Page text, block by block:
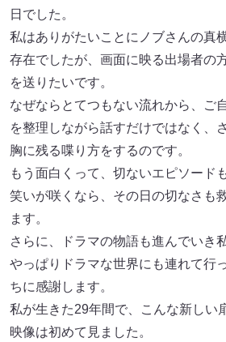
日でした。
私はありがたいことにノブさんの真
存在でしたが、画面に映る出場者の
を送りたいです。
なぜならとてつもない流れから、ご
を整理しながら話すだけではなく、
胸に残る喋り方をするのです。
もう面白くって、切ないエピソード
笑いが咲くなら、その日の切なさも
ます。
さらに、ドラマの物語も進んでいき
やっぱりドラマな世界にも連れて行
ちに感謝します。
私が生きた29年間で、こんな新しい
映像は初めて見ました。